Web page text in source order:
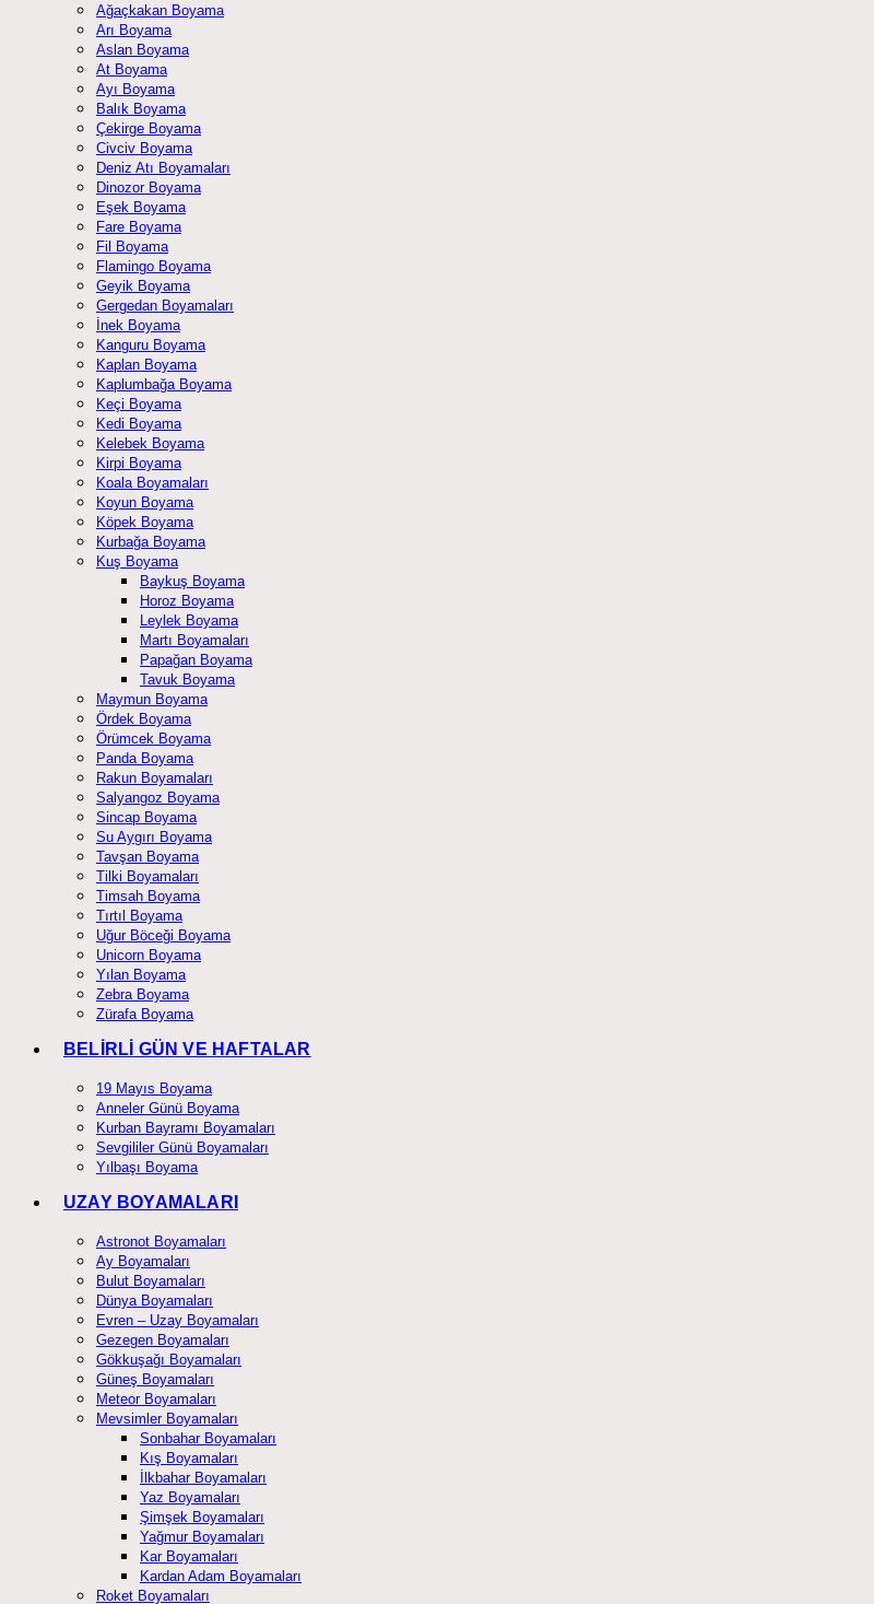
Ağaçkakan Boyama
Arı Boyama
Aslan Boyama
At Boyama
Ayı Boyama
Balık Boyama
Çekirge Boyama
Civciv Boyama
Deniz Atı Boyamaları
Dinozor Boyama
Eşek Boyama
Fare Boyama
Fil Boyama
Flamingo Boyama
Geyik Boyama
Gergedan Boyamaları
İnek Boyama
Kanguru Boyama
Kaplan Boyama
Kaplumbağa Boyama
Keçi Boyama
Kedi Boyama
Kelebek Boyama
Kirpi Boyama
Koala Boyamaları
Koyun Boyama
Köpek Boyama
Kurbağa Boyama
Kuş Boyama
Baykuş Boyama
Horoz Boyama
Leylek Boyama
Martı Boyamaları
Papağan Boyama
Tavuk Boyama
Maymun Boyama
Ördek Boyama
Örümcek Boyama
Panda Boyama
Rakun Boyamaları
Salyangoz Boyama
Sincap Boyama
Su Aygırı Boyama
Tavşan Boyama
Tilki Boyamaları
Timsah Boyama
Tırtıl Boyama
Uğur Böceği Boyama
Unicorn Boyama
Yılan Boyama
Zebra Boyama
Zürafa Boyama
BELİRLİ GÜN VE HAFTALAR
19 Mayıs Boyama
Anneler Günü Boyama
Kurban Bayramı Boyamaları
Sevgililer Günü Boyamaları
Yılbaşı Boyama
UZAY BOYAMALARI
Astronot Boyamaları
Ay Boyamaları
Bulut Boyamaları
Dünya Boyamaları
Evren – Uzay Boyamaları
Gezegen Boyamaları
Gökkuşağı Boyamaları
Güneş Boyamaları
Meteor Boyamaları
Mevsimler Boyamaları
Sonbahar Boyamaları
Kış Boyamaları
İlkbahar Boyamaları
Yaz Boyamaları
Şimşek Boyamaları
Yağmur Boyamaları
Kar Boyamaları
Kardan Adam Boyamaları
Roket Boyamaları